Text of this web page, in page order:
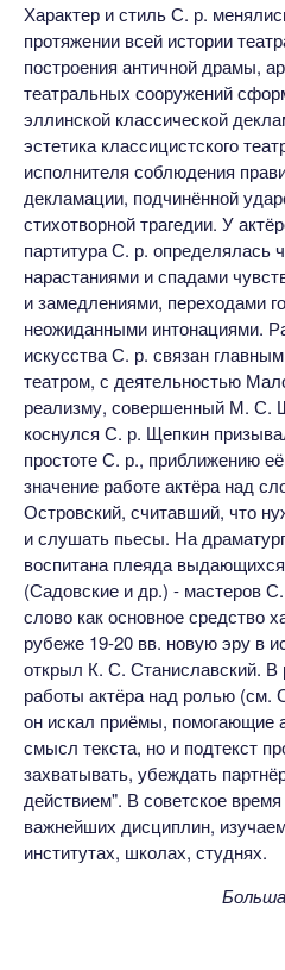
Характер и стиль С. р.
протяжении всей истории
построения античной драмы,
театральных сооружений
эллинской классической
эстетика классицистского
исполнителя соблюдения
декламации, подчинённой
стихотворной трагедии. У
партитура С. р. определялась
нарастаниями и спадами
и замедлениями, переходами
неожиданными интонациями.
искусства С. р. связан
театром, с деятельностью
реализму, совершенный М. С.
коснулся С. р. Щепкин
простоте С. р., приближению
значение работе актёра над
Островский, считавший, что
и слушать пьесы. На
воспитана плеяда
(Садовские и др.) - мастеров
слово как основное средство
рубеже 19-20 вв. новую эру в
открыл К. С. Станиславский. В
работы актёра над ролью (см.
он искал приёмы, помогающие
смысл текста, но и подтекст
захватывать, убеждать
действием". В советское
важнейших дисциплин,
институтах, школах, студнях.